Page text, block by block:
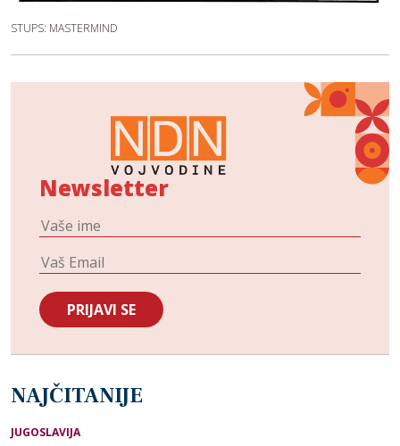
STUPS: MASTERMIND
Newsletter
NAJČITANIJE
JUGOSLAVIJA